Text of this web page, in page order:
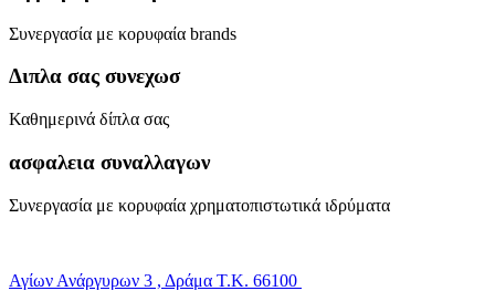
Συνεργασία με κορυφαία brands
Διπλα σας συνεχωσ
Καθημερινά δίπλα σας
ασφαλεια συναλλαγων
Συνεργασία με κορυφαία χρηματοπιστωτικά ιδρύματα
Αγίων Ανάργυρων 3 , Δράμα Τ.Κ. 66100